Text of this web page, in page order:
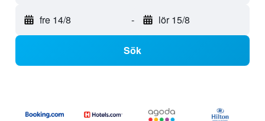
fre 14/8 - lör 15/8
Sök